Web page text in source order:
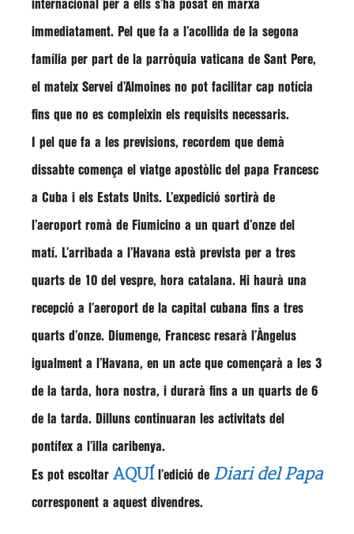
internacional per a ells s’ha posat en marxa
immediatament. Pel que fa a l’acollida de la segona
família per part de la parròquia vaticana de Sant Pere,
el mateix Servei d’Almoines no pot facilitar cap notícia
fins que no es compleixin els requisits necessaris.
I pel que fa a les previsions, recordem que demà
dissabte comença el viatge apostòlic del papa Francesc
a Cuba i els Estats Units. L’expedició sortirà de
l’aeroport romà de Fiumicino a un quart d’onze del
matí. L’arribada a l’Havana està prevista per a tres
quarts de 10 del vespre, hora catalana. Hi haurà una
recepció a l’aeroport de la capital cubana fins a tres
quarts d’onze. Diumenge, Francesc resarà l’Àngelus
igualment a l’Havana, en un acte que començarà a les 3
de la tarda, hora nostra, i durarà fins a un quarts de 6
de la tarda. Dilluns continuaran les activitats del
pontífex a l’illa caribenya.
Es pot escoltar AQUÍ l’edició de Diari del Papa
corresponent a aquest divendres.